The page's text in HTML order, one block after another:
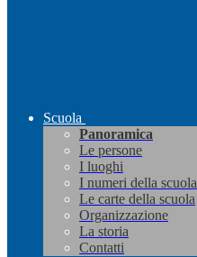
Scuola
Panoramica
Le persone
I luoghi
I numeri della scuola
Le carte della scuola
Organizzazione
La storia
Contatti